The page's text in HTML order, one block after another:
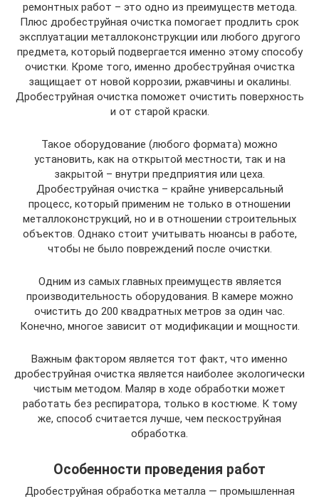
ремонтных работ – это одно из преимуществ метода.
Плюс дробеструйная очистка помогает продлить срок
эксплуатации металлоконструкции или любого другого
предмета, который подвергается именно этому способу
очистки. Кроме того, именно дробеструйная очистка
защищает от новой коррозии, ржавчины и окалины.
Дробеструйная очистка поможет очистить поверхность
и от старой краски.
Такое оборудование (любого формата) можно
установить, как на открытой местности, так и на
закрытой – внутри предприятия или цеха.
Дробеструйная очистка – крайне универсальный
процесс, который применим не только в отношении
металлоконструкций, но и в отношении строительных
объектов. Однако стоит учитывать нюансы в работе,
чтобы не было повреждений после очистки.
Одним из самых главных преимуществ является
производительность оборудования. В камере можно
очистить до 200 квадратных метров за один час.
Конечно, многое зависит от модификации и мощности.
Важным фактором является тот факт, что именно
дробеструйная очистка является наиболее экологически
чистым методом. Маляр в ходе обработки может
работать без респиратора, только в костюме. К тому
же, способ считается лучше, чем пескоструйная
обработка.
Особенности проведения работ
Дробеструйная обработка металла — промышленная